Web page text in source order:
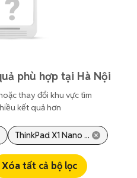
phù hợp tại Hà Nội
thay đổi khu vực tìm
kết quả hơn
ThinkPad X1 Nano ...
Xóa tất cả bộ lọc